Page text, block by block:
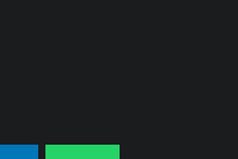
Guncang Ekonomi